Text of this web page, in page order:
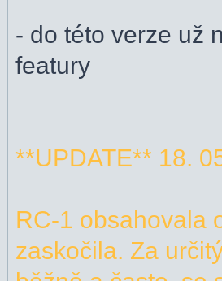
- do této verze už
featury
**UPDATE** 18.
RC-1 obsahovala
zaskočila. Za